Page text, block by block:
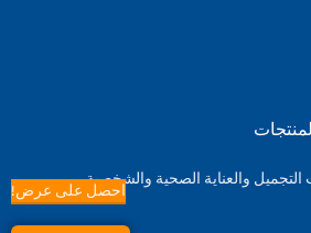
احصل على عرض!والعناية الصحية والشخصية